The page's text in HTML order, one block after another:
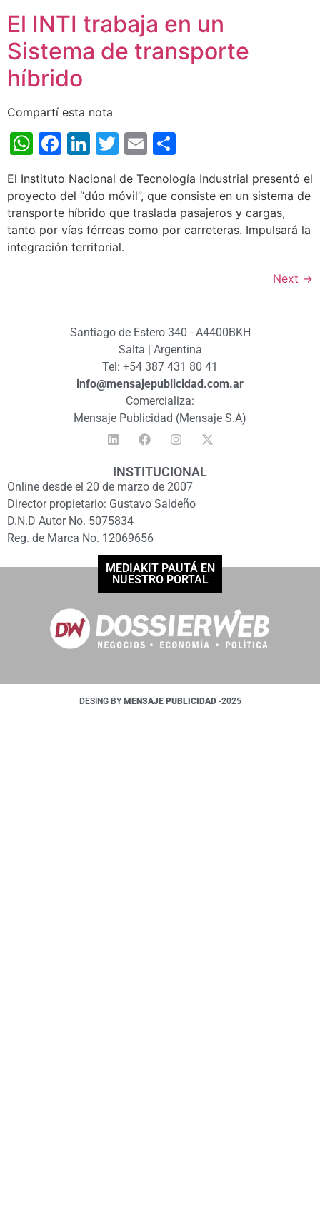
El INTI trabaja en un
Sistema de transporte
híbrido
Compartí esta nota
WhatsApp
Facebook
LinkedIn
Twitter
Email
El Instituto Nacional de Tecnología Industrial presentó el
proyecto del “dúo móvil”, que consiste en un sistema de
transporte híbrido que traslada pasajeros y cargas,
tanto por vías férreas como por carreteras. Impulsará la
integración territorial.
Next →
Santiago de Estero 340 - A4400BKH
Salta | Argentina
Tel: +54 387 431 80 41
info@mensajepublicidad.com.ar
Comercializa:
Mensaje Publicidad (Mensaje S.A)
INSTITUCIONAL
Online desde el 20 de marzo de 2007
Director propietario: Gustavo Saldeño
D.N.D Autor No. 5075834
Reg. de Marca No. 12069656
MEDIAKIT PAUTÁ EN
NUESTRO PORTAL
DESING BY MENSAJE PUBLICIDAD -2025